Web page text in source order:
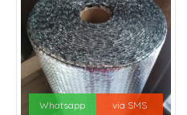
Whatsapp via SMS